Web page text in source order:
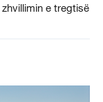
e tregtisë